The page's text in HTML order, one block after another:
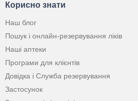
Корисно знати
Наш блог
Пошук і онлайн-резервування ліків
Наші аптеки
Програми для клієнтів
Довідка і Служба резервування
Застосунок